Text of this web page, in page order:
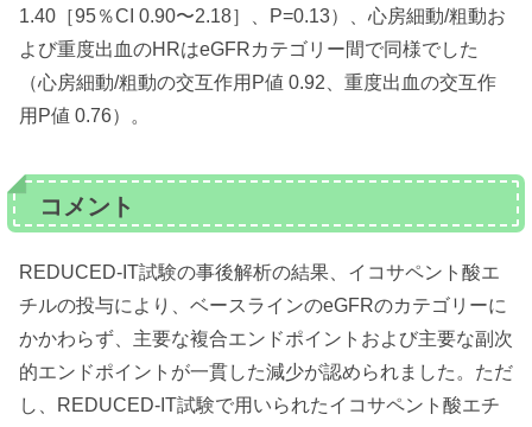
1.40［95％CI 0.90〜2.18］、P=0.13）、心房細動/粗動お
よび重度出血のHRはeGFRカテゴリー間で同様でした
（心房細動/粗動の交互作用P値 0.92、重度出血の交互作
用P値 0.76）。
コメント
REDUCED-IT試験の事後解析の結果、イコサペント酸エ
チルの投与により、ベースラインのeGFRのカテゴリーに
かかわらず、主要な複合エンドポイントおよび主要な副次
的エンドポイントが一貫した減少が認められました。ただ
し、REDUCED-IT試験で用いられたイコサペント酸エチ